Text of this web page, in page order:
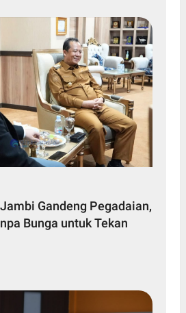
Gandeng Pegadaian,
Bunga untuk Tekan